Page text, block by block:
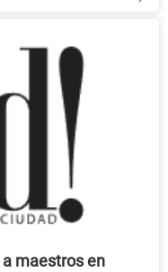
maestros en